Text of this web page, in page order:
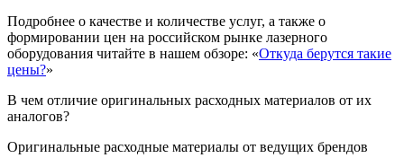
Подробнее о качестве и количестве услуг, а также о
формировании цен на российском рынке лазерного
оборудования читайте в нашем обзоре: «Откуда берутся такие
цены?»
В чем отличие оригинальных расходных материалов от их
аналогов?
Оригинальные расходные материалы от ведущих брендов